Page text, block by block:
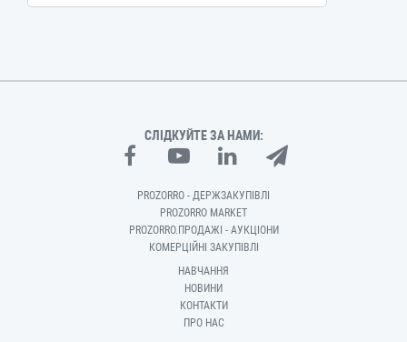
СЛІДКУЙТЕ ЗА НАМИ:
PROZORRO - ДЕРЖЗАКУПІВЛІ
PROZORRO MARKET
PROZORRO.ПРОДАЖІ - АУКЦІОНИ
КОМЕРЦІЙНІ ЗАКУПІВЛІ
НАВЧАННЯ
НОВИНИ
КОНТАКТИ
ПРО НАС